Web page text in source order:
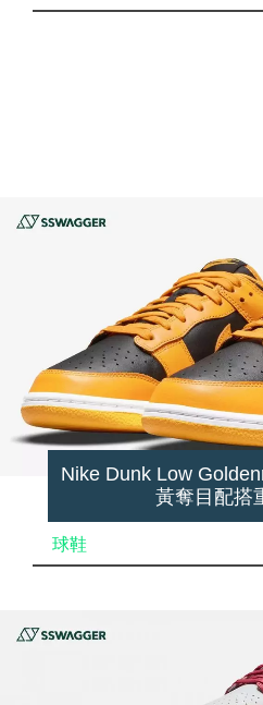
Nike Dunk Low
黃奪目配搭
球鞋